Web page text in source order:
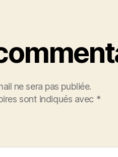
ne sera pas publiée.
sont indiqués avec *